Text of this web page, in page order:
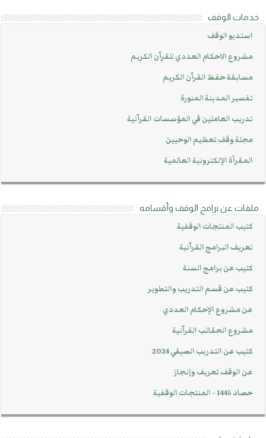
خدمات الوقف
استديو الوقف
مشروع الاحكام العددي للقرآن الكريم
مسابقة حفظ القرآن الكريم
تفسير المدينة المنورة
تدريب العاملين في المؤسسات القرآنية
مجلة وقف تعظيم الوحيين
المقرأة الإلكترونية العالمية
ملفات عن برامج الوقف وأقسامه
كتيب المنتجات الوقفية
تعريف البرامج القرآنية
كتيب عن برامج السنة
كتيب عن قسم التدريب والتطوير
عن مشروع الإحكام العددي
مشروع الحقائب القرآنية
كتيب عن التدريب الصيفي 2024
عن الوقف تعريف وإنجاز
حصاد 1445 - المنتجات الوقفية